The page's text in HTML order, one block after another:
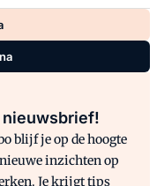
werkgevers
1 op de 6 werknemers
nooit gebruik van te
nieuwsbrief!
blijf je op de hoogte
inzichten op
Je krijgt tips